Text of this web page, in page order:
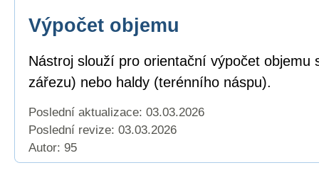
Výpočet objemu
Nástroj slouží pro orientační výpočet objemu
zářezu) nebo haldy (terénního náspu).
Poslední aktualizace: 03.03.2026
Poslední revize: 03.03.2026
Autor: 95